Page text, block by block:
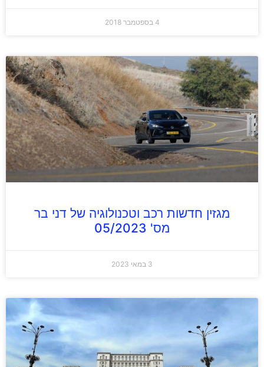
4 בספטמבר 2018
מגזין חדשות רכב וטכנולוגיה של דני בר
מס' 05/2023
3 במאי 2023